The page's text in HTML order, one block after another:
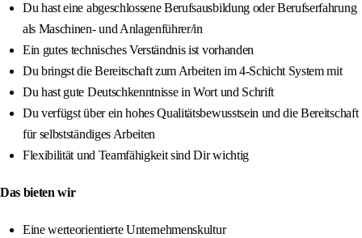
Du hast eine abgeschlossene Berufsausbildung oder Berufserfahrung
als Maschinen- und Anlagenführer/in
Ein gutes technisches Verständnis ist vorhanden
Du bringst die Bereitschaft zum Arbeiten im 4-Schicht System mit
Du hast gute Deutschkenntnisse in Wort und Schrift
Du verfügst über ein hohes Qualitätsbewusstsein und die Bereitschaft
für selbstständiges Arbeiten
Flexibilität und Teamfähigkeit sind Dir wichtig
Das bieten wir
Eine werteorientierte Unternehmenskultur